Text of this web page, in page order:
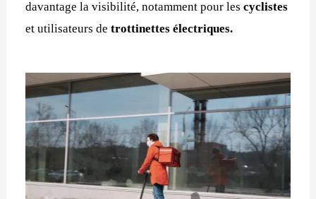
davantage la visibilité, notamment pour lescyclistes
et utilisateurs detrottinettes électriques.